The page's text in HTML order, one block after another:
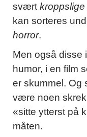
svært kroppslige
kan sorteres
horror.
Men også disse
humor, i en film
er skummel. Og
være noen
«sitte ytterst på
måten.